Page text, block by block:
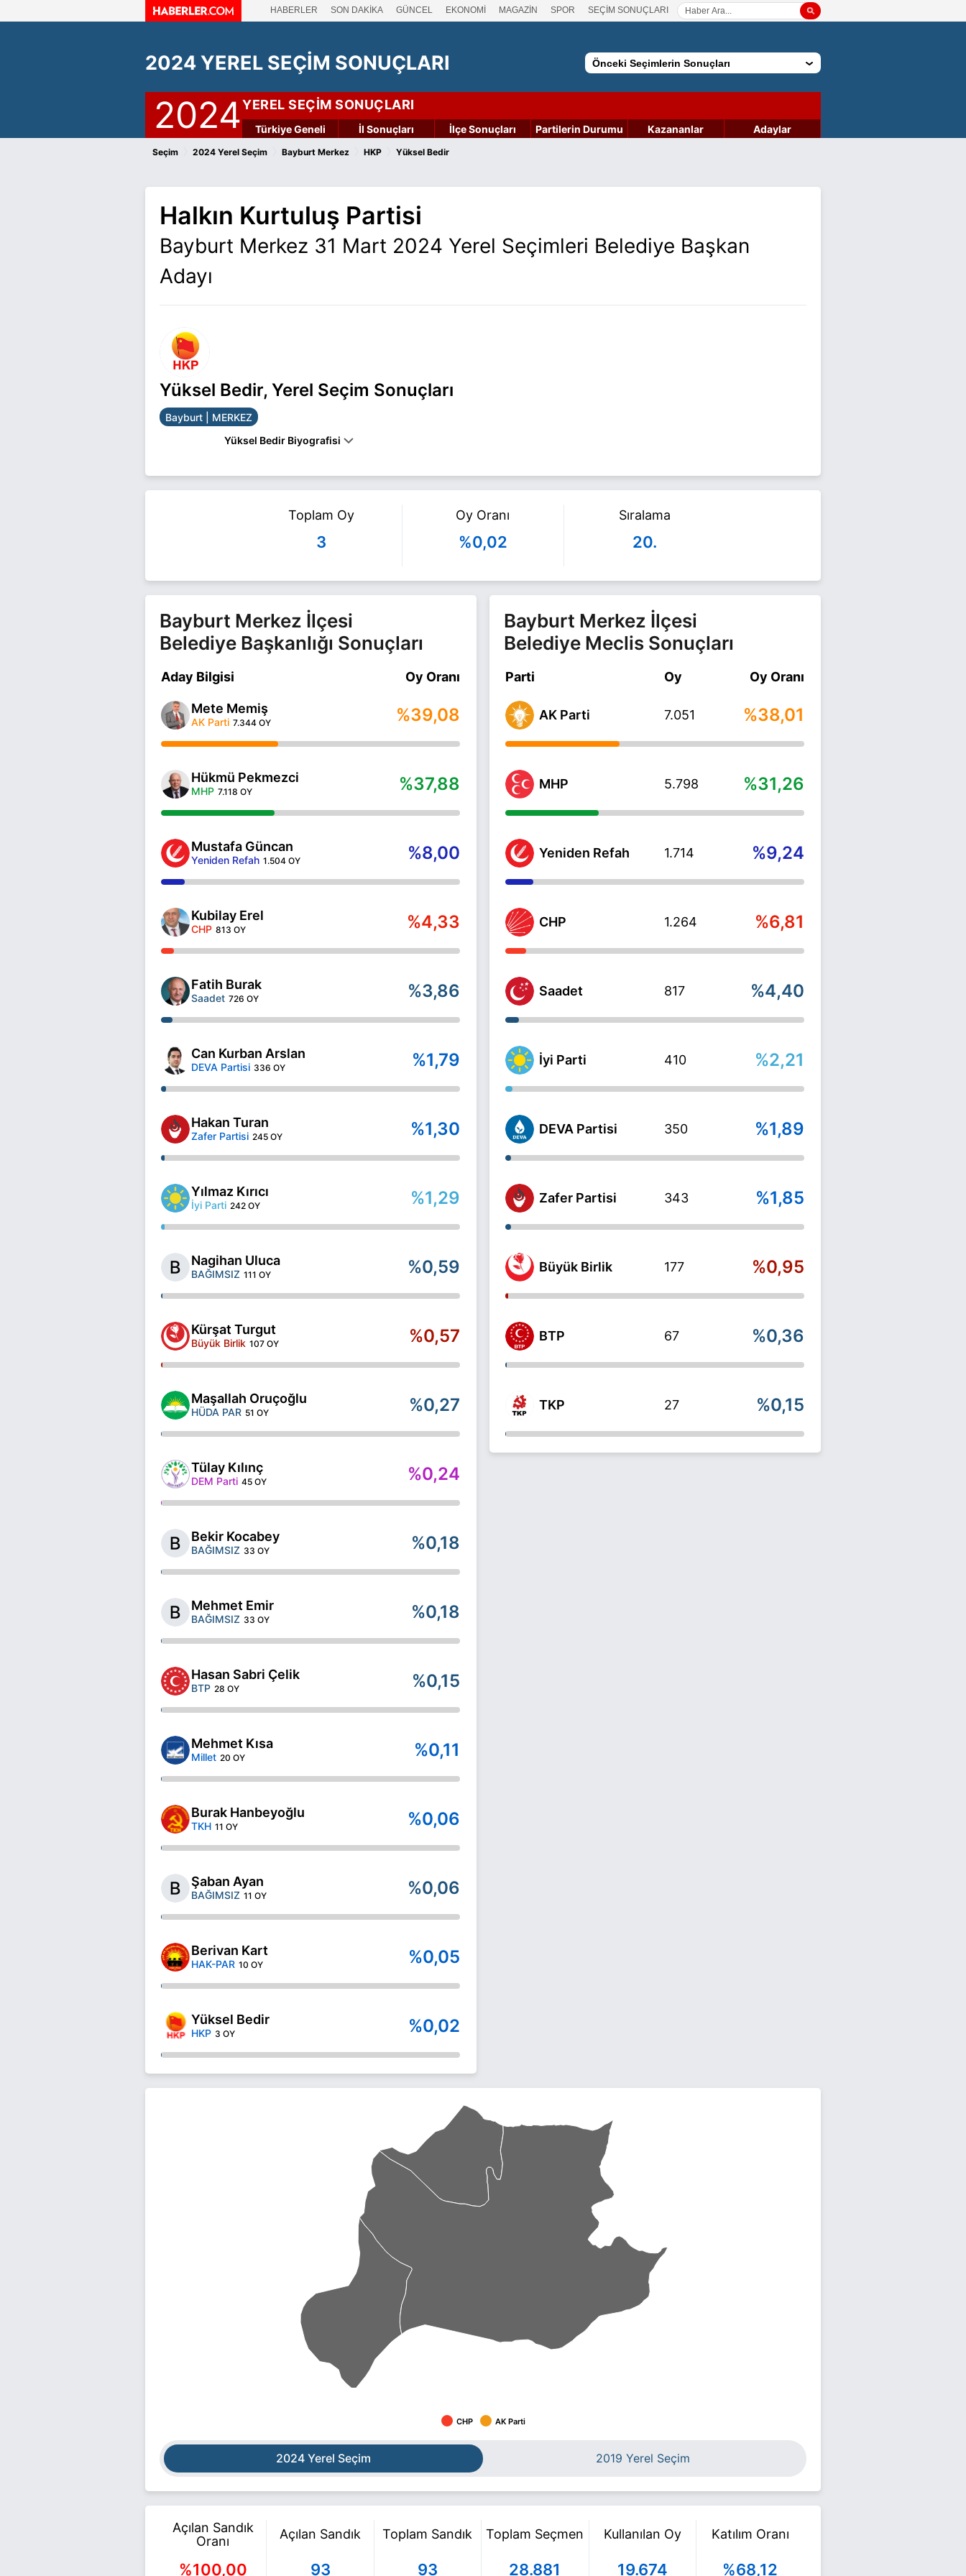
HABERLER SON DAKİKA GÜNCEL EKONOMİ MAGAZİN SPOR SEÇİM SONUÇLARI
2024 YEREL SEÇİM SONUÇLARI Önceki Seçimlerin Sonuçları
2024YEREL SEÇİM SONUÇLARI
Türkiye Geneli İl Sonuçları İlçe Sonuçları Partilerin Durumu Kazananlar Adaylar
Seçim 2024 Yerel Seçim Bayburt Merkez HKP Yüksel Bedir
Halkın Kurtuluş Partisi
Bayburt Merkez 31 Mart 2024 Yerel Seçimleri Belediye Başkan
Adayı
Yüksel Bedir, Yerel Seçim Sonuçları
Bayburt | MERKEZ
Yüksel Bedir Biyografisi
ile ilgili daha fazla bilgi için
Yüksel Bedir Haberlerisayfamızı ziyaret edin.
Toplam Oy
3
Oy Oranı
%0,02
Sıralama
20.
Bayburt Merkez İlçesi
Belediye Başkanlığı Sonuçları
Aday Bilgisi Oy Oranı
Mete Memiş
AK Parti 7.344 OY %39,08
Hükmü Pekmezci
MHP 7.118 OY %37,88
Mustafa Güncan
Yeniden Refah 1.504 OY %8,00
Kubilay Erel
CHP 813 OY %4,33
Fatih Burak
Saadet 726 OY %3,86
Can Kurban Arslan
DEVA Partisi 336 OY %1,79
Hakan Turan
Zafer Partisi 245 OY %1,30
Yılmaz Kırıcı
İyi Parti 242 OY %1,29
Nagihan Uluca
BAĞIMSIZ 111 OY %0,59
Kürşat Turgut
Büyük Birlik 107 OY %0,57
Maşallah Oruçoğlu
HÜDA PAR 51 OY %0,27
Tülay Kılınç
DEM Parti 45 OY %0,24
Bekir Kocabey
BAĞIMSIZ 33 OY %0,18
Mehmet Emir
BAĞIMSIZ 33 OY %0,18
Hasan Sabri Çelik
BTP 28 OY %0,15
Mehmet Kısa
Millet 20 OY %0,11
Burak Hanbeyoğlu
TKH 11 OY %0,06
Şaban Ayan
BAĞIMSIZ 11 OY %0,06
Berivan Kart
HAK-PAR 10 OY %0,05
Yüksel Bedir
HKP 3 OY %0,02
Bayburt Merkez İlçesi
Belediye Meclis Sonuçları
Parti Oy Oy Oranı
AK Parti 7.051 %38,01
MHP 5.798 %31,26
Yeniden Refah 1.714 %9,24
CHP 1.264 %6,81
Saadet 817 %4,40
İyi Parti 410 %2,21
DEVA Partisi 350 %1,89
Zafer Partisi 343 %1,85
Büyük Birlik 177 %0,95
BTP 67 %0,36
TKP 27 %0,15
CHP AK Parti
2024 Yerel Seçim 2019 Yerel Seçim
Açılan Sandık
Oranı
%100,00
Açılan Sandık
93
Toplam Sandık
93
Toplam Seçmen
28.881
Kullanılan Oy
19.674
Katılım Oranı
%68,12